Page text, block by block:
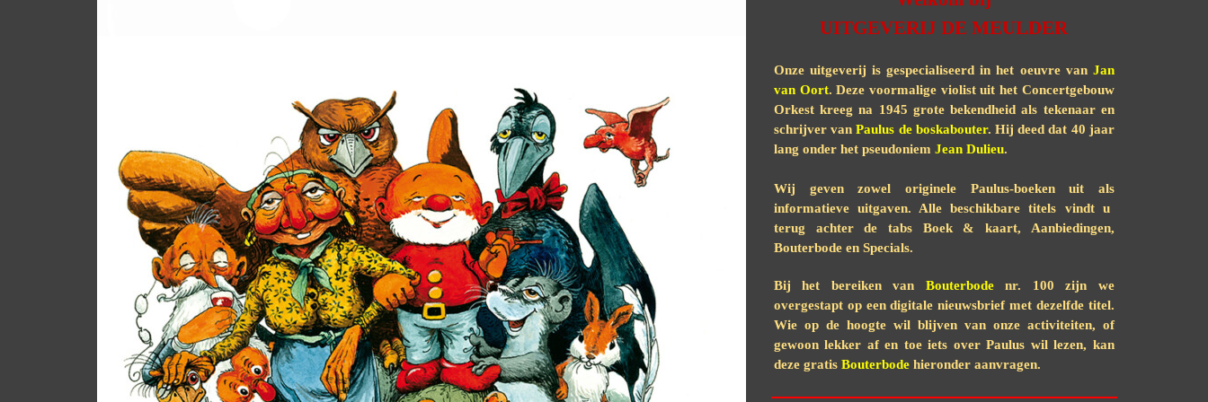
UITGEVERIJ DE MEULDER
Onze uitgeverij is gespecialiseerd in het oeuvre van Jan
van Oort.Deze voormalige violist uit het Concertgebouw
Orkest kreeg na 1945 grote bekendheidals tekenaar en
schrijvervanPaulus de boskabouter. Hij deeddat 40 jaar
lang onder het pseudoniem Jean Dulieu.
Wij geven zowel originele Paulus-boeken uit als
informatieve uitgaven. Alle beschikbare titels vindt u
terug achterde tabs Boek & kaart, Aanbiedingen,
Bouterbode en Specials.
Bij het bereiken van Bouterbodenr. 100 zijn we
overgestapt op een digitale nieuwsbrief met dezelfde titel.
Wie op de hoogte wil blijven van onze activiteiten, of
gewoon lekker af en toe iets over Paulus wil lezen, kan
deze gratis Bouterbode hieronder aanvragen.